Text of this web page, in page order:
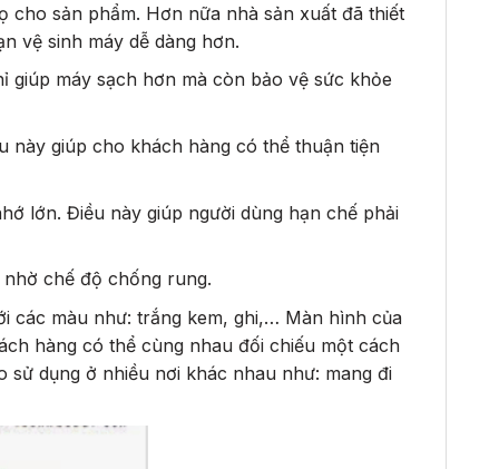
cho sản phẩm. Hơn nữa nhà sản xuất đã thiết
vệ sinh máy dễ dàng hơn.
giúp máy sạch hơn mà còn bảo vệ sức khỏe
này giúp cho khách hàng có thể thuận tiện
lớn. Điều này giúp người dùng hạn chế phải
chế độ chống rung.
các màu như: trắng kem, ghi,… Màn hình của
hàng có thể cùng nhau đối chiếu một cách
sử dụng ở nhiều nơi khác nhau như: mang đi